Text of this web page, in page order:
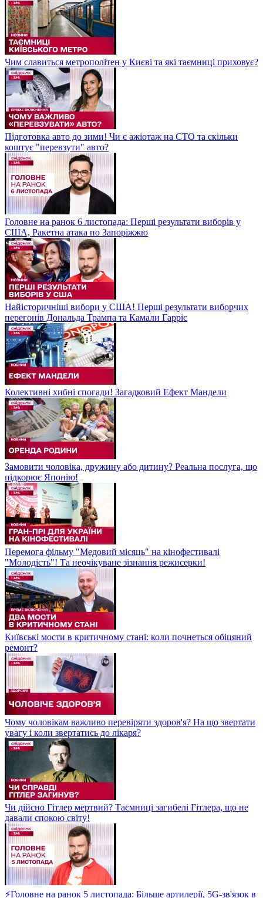
Чим славиться метрополітен у Києві та які таємниці приховує?
Підготовка авто до зими! Чи є ажіотаж на СТО та скільки
коштує "перевзути" авто?
Головне на ранок 6 листопада: Перші результати виборів у
США, Ракетна атака по Запоріжжю
Найісторичніші вибори у США! Перші результати виборчих
перегонів Дональда Трампа та Камали Гарріс
Колективні хибні спогади! Загадковий Ефект Мандели
Замовити чоловіка, дружину або дитину? Реальна послуга, що
підкорює Японію!
Перемога фільму "Медовий місяць" на кінофестивалі
"Молодість"! Та неочікуване зізнання режисерки!
Київські мости в критичному стані: коли почнеться обіцяний
ремонт?
Чому чоловікам важливо перевіряти здоров'я? На що звертати
увагу і коли звертатись до лікаря?
Чи дійсно Гітлер мертвий? Таємниці загибелі Гітлера, що не
давали спокою світу!
⚡Головне на ранок 5 листопада: Більше артилерії, 5G-зв'язок в